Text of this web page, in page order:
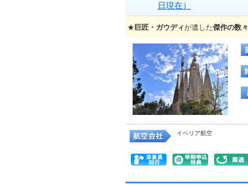
日現在）
★ 巨匠・ガウディが遺した傑作の数々
イベリア航空